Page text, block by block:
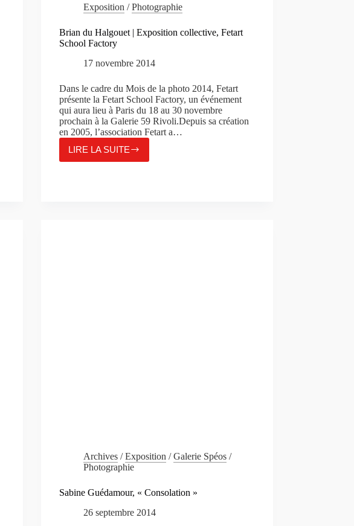
Exposition /Photographie
Brian du Halgouet | Exposition collective, Fetart
School Factory
17 novembre 2014
Dans le cadre du Mois de la photo 2014, Fetart
présente la Fetart School Factory, un événement
qui aura lieu à Paris du 18 au 30 novembre
prochain à la Galerie 59 Rivoli.Depuis sa création
en 2005, l’association Fetart a…
LIRE LA SUITE
BRIAN
DU
Archives /Exposition /Galerie Spéos /
Photographie
Sabine Guédamour, « Consolation »
26 septembre 2014